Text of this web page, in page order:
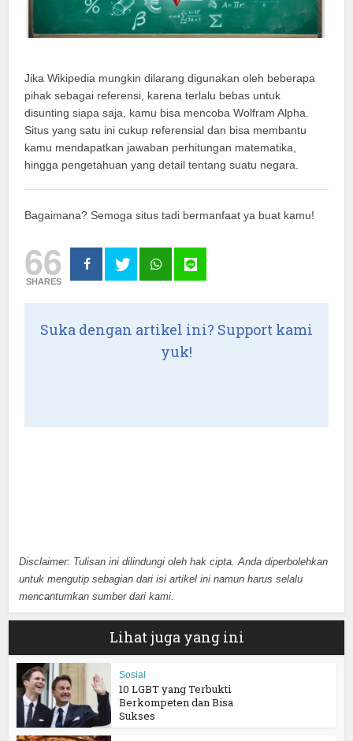
Jika Wikipedia mungkin dilarang digunakan oleh beberapa
pihak sebagai referensi, karena terlalu bebas untuk
disunting siapa saja, kamu bisa mencoba Wolfram Alpha.
Situs yang satu ini cukup referensial dan bisa membantu
kamu mendapatkan jawaban perhitungan matematika,
hingga pengetahuan yang detail tentang suatu negara.
Bagaimana? Semoga situs tadi bermanfaat ya buat kamu!
66
SHARES
Suka dengan artikel ini? Support kami
yuk!
Disclaimer: Tulisan ini dilindungi oleh hak cipta. Anda diperbolehkan
untuk mengutip sebagian dari isi artikel ini namun harus selalu
mencantumkan sumber dari kami.
Lihat juga yang ini
Sosial
10 LGBT yang Terbukti
Berkompeten dan Bisa
Sukses